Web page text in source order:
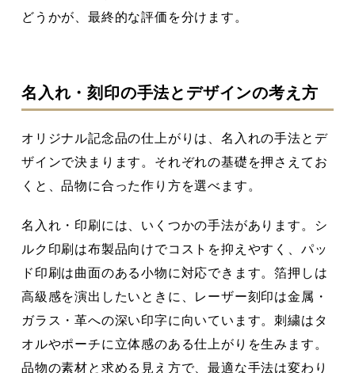
どうかが、最終的な評価を分けます。
名入れ・刻印の手法とデザインの考え方
オリジナル記念品の仕上がりは、名入れの手法とデ
ザインで決まります。それぞれの基礎を押さえてお
くと、品物に合った作り方を選べます。
名入れ・印刷には、いくつかの手法があります。シ
ルク印刷は布製品向けでコストを抑えやすく、パッ
ド印刷は曲面のある小物に対応できます。箔押しは
高級感を演出したいときに、レーザー刻印は金属・
ガラス・革への深い印字に向いています。刺繍はタ
オルやポーチに立体感のある仕上がりを生みます。
品物の素材と求める見え方で、最適な手法は変わり